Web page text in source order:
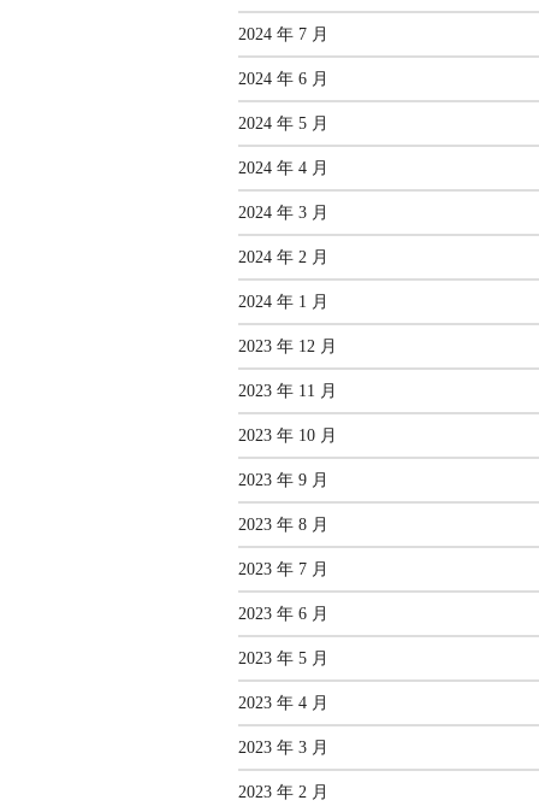
2024 年 7 月
2024 年 6 月
2024 年 5 月
2024 年 4 月
2024 年 3 月
2024 年 2 月
2024 年 1 月
2023 年 12 月
2023 年 11 月
2023 年 10 月
2023 年 9 月
2023 年 8 月
2023 年 7 月
2023 年 6 月
2023 年 5 月
2023 年 4 月
2023 年 3 月
2023 年 2 月